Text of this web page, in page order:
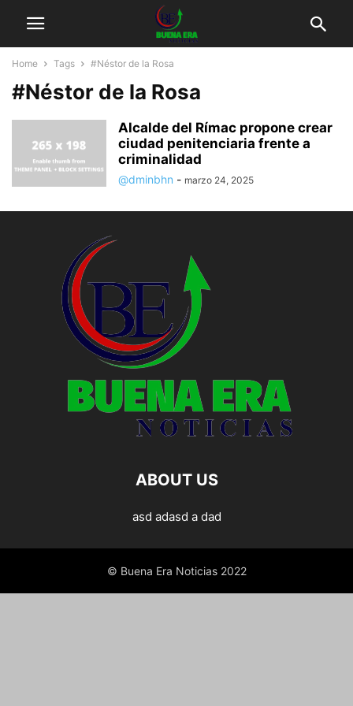
Home Tags #Néstor de la Rosa
#Néstor de la Rosa
Alcalde del Rímac propone crear
ciudad penitenciaria frente a
criminalidad
@dminbhn - marzo 24, 2025
ABOUT US
asd adasd a dad
© Buena Era Noticias 2022